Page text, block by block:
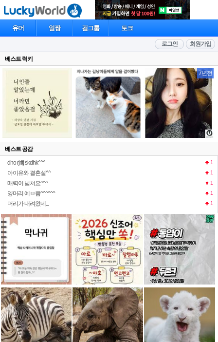
유머 얼짱 걸그룹 토크
회원가입
로그인
베스트 럭키
7년전
베스트 공감
dho rjrltj skdhk^^^
1
아이유와 결혼설^^ 1
매력이 넘쳐요^^^ 1
양머리 예ㅂ쁨^^^^^^ 1
머리가 내려왔네... 1